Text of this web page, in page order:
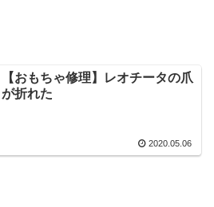
【おもちゃ修理】レオチータの爪
が折れた
2020.05.06